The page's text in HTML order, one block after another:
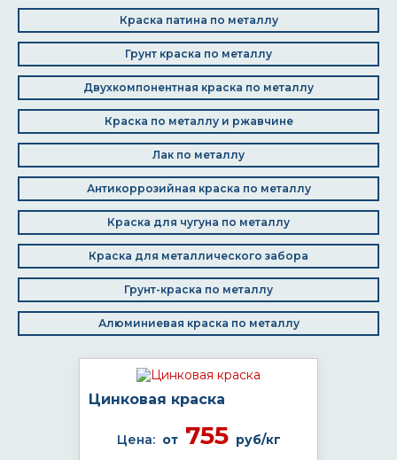
Краска патина по металлу
Грунт краска по металлу
Двухкомпонентная краска по металлу
Краска по металлу и ржавчине
Лак по металлу
Антикоррозийная краска по металлу
Краска для чугуна по металлу
Краска для металлического забора
Грунт-краска по металлу
Алюминиевая краска по металлу
Цинковая краска
Цена: от755 руб/кг